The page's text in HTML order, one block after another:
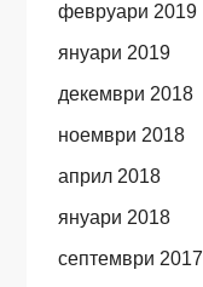
февруари 2019
януари 2019
декември 2018
ноември 2018
април 2018
януари 2018
септември 2017